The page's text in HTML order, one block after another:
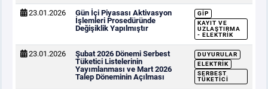
23.01.2026
Gün İçi Piyasası Aktivasyon
İşlemleri Prosedüründe
Değişiklik Yapılmıştır
GİP
KAYIT VE
UZLAŞTIRMA
- ELEKTRIK
23.01.2026
Şubat 2026 Dönemi Serbest
Tüketici Listelerinin
Yayımlanması ve Mart 2026
Talep Döneminin Açılması
DUYURULAR
ELEKTRIK
SERBEST
TÜKETICI